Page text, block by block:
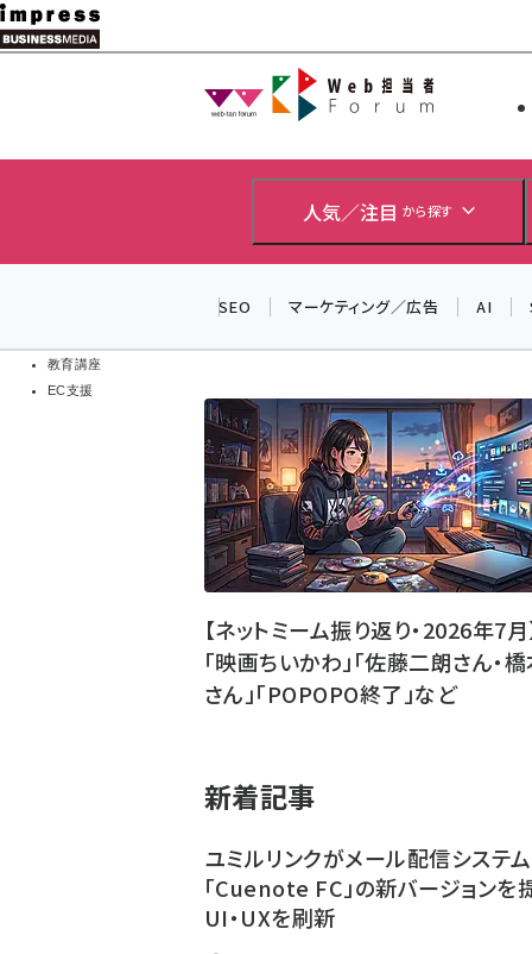
メ
イ
教育講座
EC支援
Web担当
人気／注目 から探す
SEO マーケティング／広告 AI
【ネットミーム振り返り・2026年7月
「映画ちいかわ」「佐藤二朗さん・
さん」「POPOPO終了」など
新着記事
ユミルリンクがメール配信システム
「Cuenote FC」の新バージョンを
UI・UXを刷新